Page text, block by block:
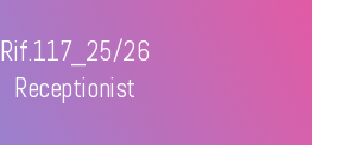
Rif.117_25/26
Receptionist